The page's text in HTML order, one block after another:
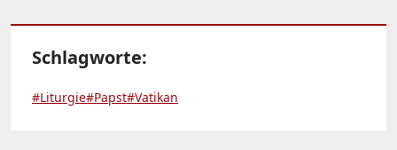
Schlagworte:
#Liturgie#Papst#Vatikan